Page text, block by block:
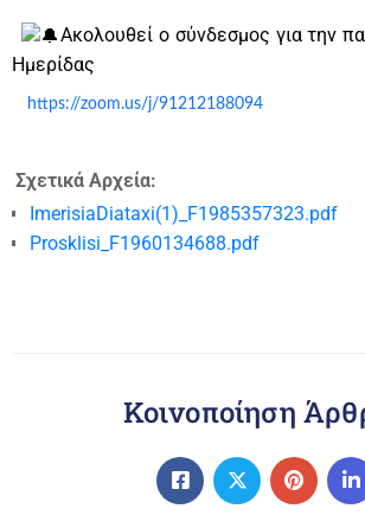
Ακολουθεί ο σύνδεσμος για την
Ημερίδας
https://zoom.us/j/91212188094
Σχετικά Αρχεία:
ImerisiaDiataxi(1)_F1985357323.pdf
Prosklisi_F1960134688.pdf
Κοινοποίηση